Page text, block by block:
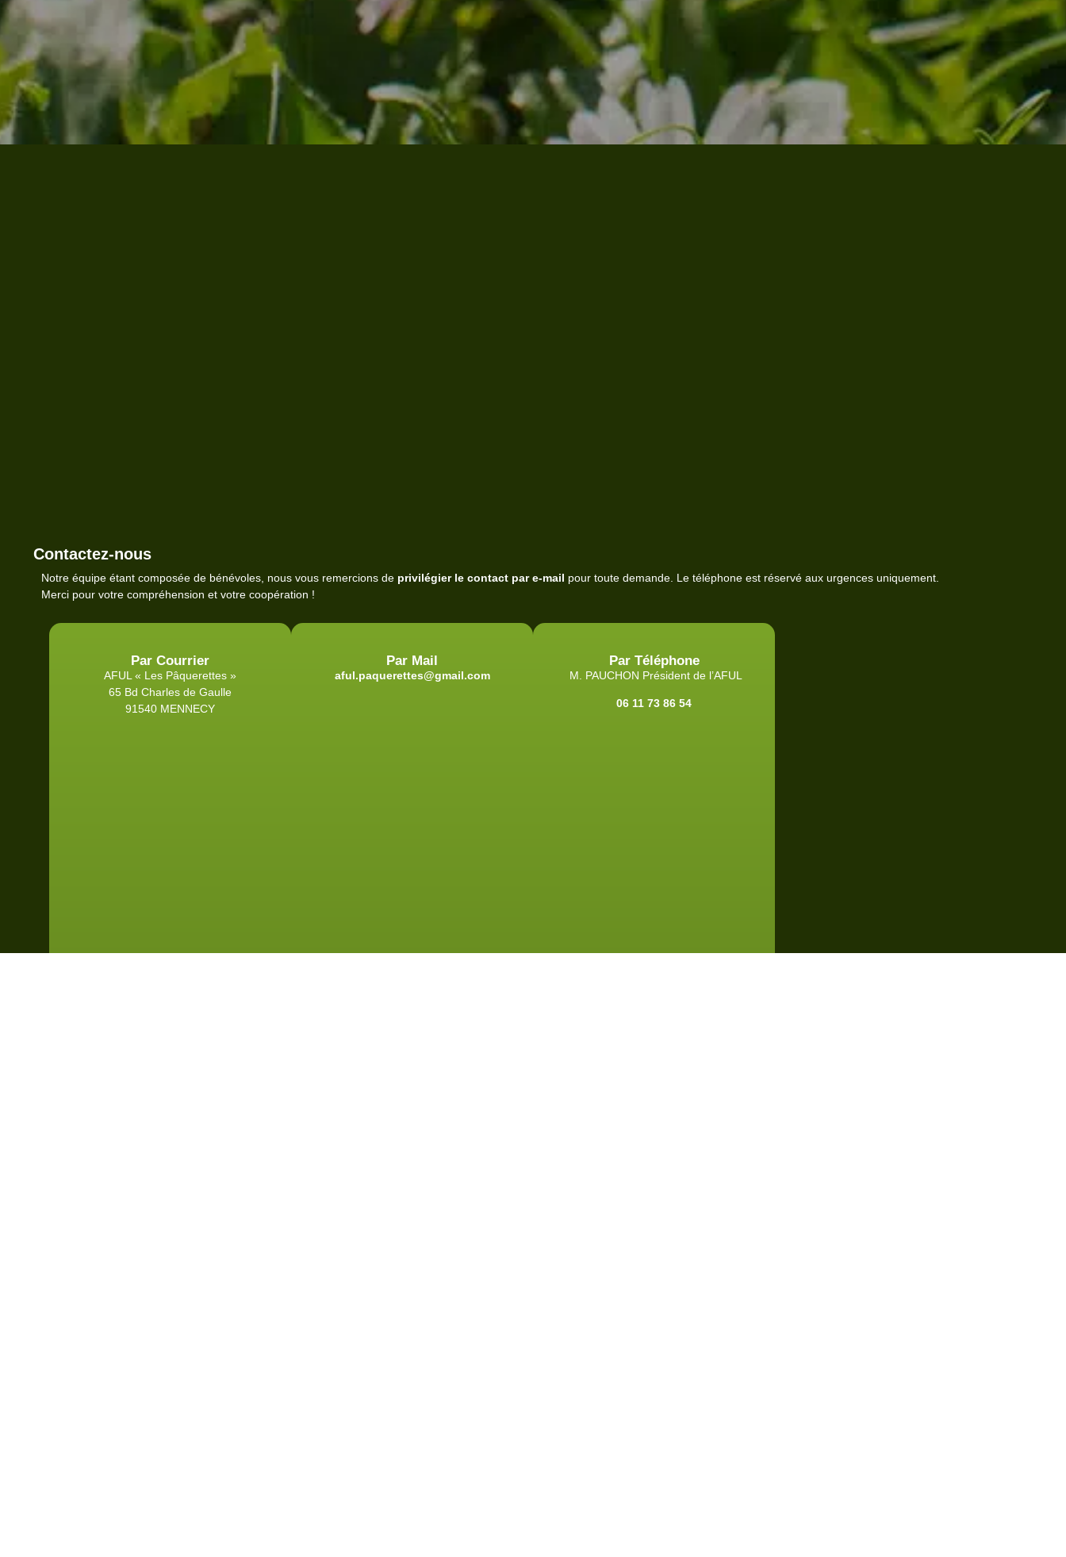
Contactez-nous
Notre équipe étant composée de bénévoles, nous vous remercions de privilégier le contact par e-mail pour toute demande. Le téléphone est réservé aux urgences uniquement.
Merci pour votre compréhension et votre coopération !
Par Courrier
AFUL « Les Pâquerettes »
65 Bd Charles de Gaulle
91540 MENNECY
Par Mail
aful.paquerettes@gmail.com
Par Téléphone
M. PAUCHON Président de l’AFUL
06 11 73 86 54